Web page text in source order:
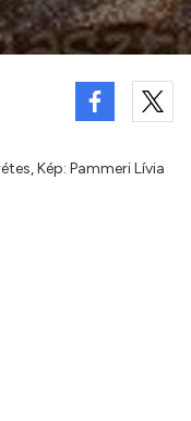
Kép: Pammeri Lívia